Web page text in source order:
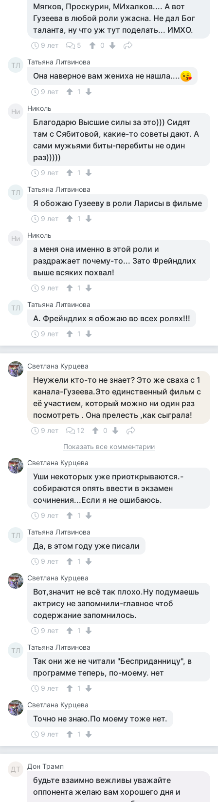
Мягков, Проскурин, МИхалков.... А вот
Гузеева в любой роли ужасна. Не дал Бог
таланта, ну что уж тут поделать... ИМХО.
9 лет 5 0
ТЛ Татьяна Литвинова
Она наверное вам жениха не нашла....
9 лет 1
Ни Николь
Благодарю Высшие силы за это))) Сидят
там с Сябитовой, какие-то советы дают. А
сами мужьями биты-перебиты не один
раз)))))
9 лет 1
ТЛ Татьяна Литвинова
Я обожаю Гузееву в роли Ларисы в фильме
9 лет 1
Ни Николь
а меня она именно в этой роли и
раздражает почему-то... Зато Фрейндлих
выше всяких похвал!
9 лет 1
ТЛ Татьяна Литвинова
А. Фрейндлих я обожаю во всех ролях!!!
9 лет 1
Светлана Курцева
Неужели кто-то не знает? Это же сваха с 1
канала-Гузеева.Это единственный фильм с
её участием, который можно ни один раз
посмотреть . Она прелесть ,как сыграла!
9 лет 12
0
Показать все комментарии
Светлана Курцева
Уши некоторых уже приоткрываются.-
собираются опять ввести в экзамен
сочинения...Если я не ошибаюсь.
9 лет 1
ТЛ Татьяна Литвинова
Да, в этом году уже писали
9 лет
1
Светлана Курцева
Вот,значит не всё так плохо.Ну подумаешь
актрису не запомнили-главное чтоб
содержание запомнилось.
9 лет 1
ТЛ Татьяна Литвинова
Так они же не читали "Бесприданницу", в
программе теперь, по-моему. нет
9 лет
1
Светлана Курцева
Точно не знаю.По моему тоже нет.
9 лет 1
ДТ Дон Трамп
будьте взаимно вежливы уважайте
оппонента желаю вам хорошего дня и